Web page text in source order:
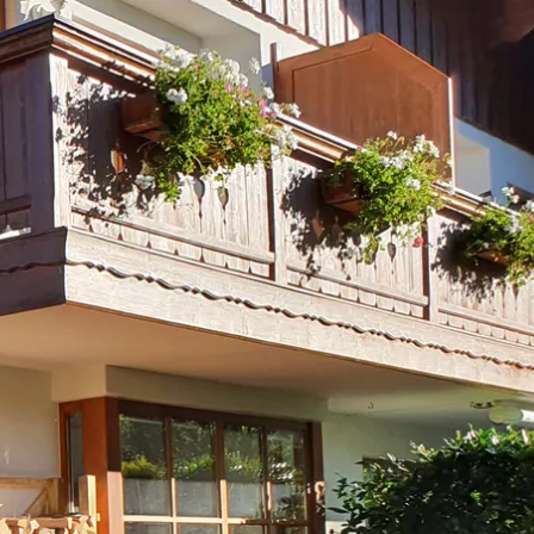
B2B Portal